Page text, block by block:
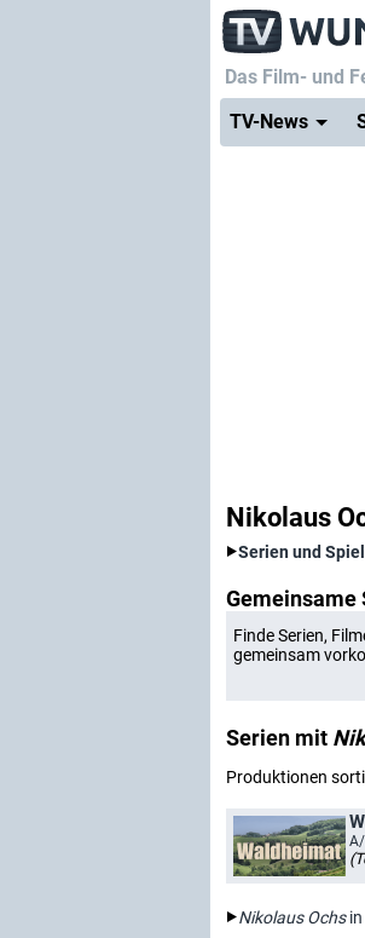
Das Film- und
TV-News
Nikolaus
Serien und
Gemeinsame
Finde Serien,
gemeinsam
Serien mit
Produktionen
Nikolaus Ochsin